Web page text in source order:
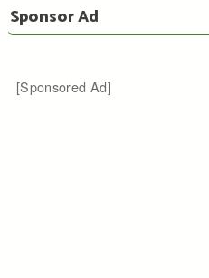
Sponsor Ad
[Sponsored Ad]